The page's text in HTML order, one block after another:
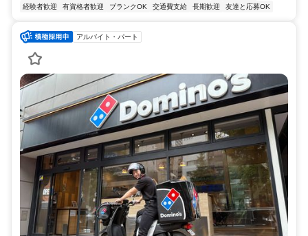
経験者歓迎
有資格者歓迎 ブランクOK 交通費支給 長期歓迎 友達と応募OK
アルバイト・パート